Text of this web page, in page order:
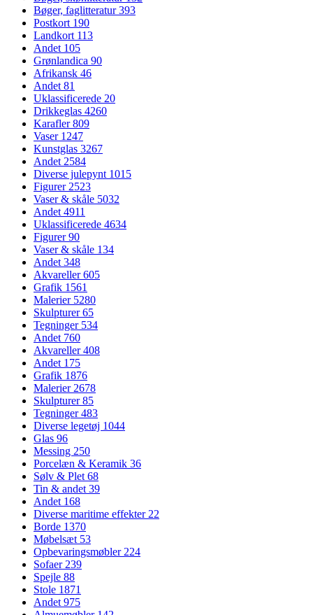
Bøger, faglitteratur393
Postkort 190
Landkort 113
Andet 105
Grønlandica 90
Afrikansk 46
Andet81
Uklassificerede 20
Drikkeglas 4260
Karafler809
Vaser 1247
Kunstglas 3267
Andet2584
Diverse julepynt 1015
Figurer2523
Vaser & skåle 5032
Andet4911
Uklassificerede 4634
Figurer90
Vaser & skåle 134
Andet348
Akvareller605
Grafik 1561
Malerier 5280
Skulpturer65
Tegninger 534
Andet 760
Akvareller408
Andet 175
Grafik 1876
Malerier2678
Skulpturer85
Tegninger483
Diverse legetøj 1044
Glas 96
Messing 250
Porcelæn & Keramik 36
Sølv & Plet68
Tin & andet39
Andet 168
Diverse maritime effekter22
Borde 1370
Møbelsæt 53
Opbevaringsmøbler224
Sofaer239
Spejle 88
Stole 1871
Andet975